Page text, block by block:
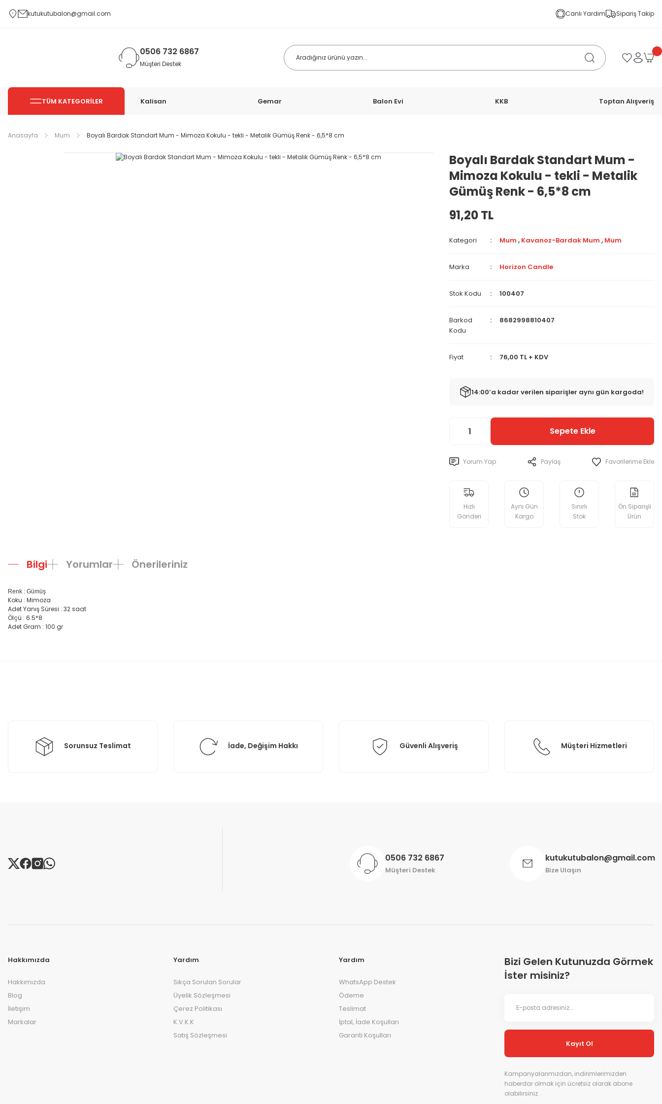
kutukutubalon@gmail.com Canlı Yardım Sipariş Takip
0506 732 6867
Müşteri Destek
TÜM KATEGORİLER Kalisan Gemar Balon Evi KKB Toptan Alışveriş
Anasayfa Mum Boyalı Bardak Standart Mum - Mimoza Kokulu - tekli - Metalik Gümüş Renk - 6,5*8 cm
Boyalı Bardak Standart Mum -
Mimoza Kokulu - tekli - Metalik
Gümüş Renk - 6,5*8 cm
91,20 TL
Kategori Mum , Kavanoz-Bardak Mum , Mum
Marka Horizon Candle
Stok Kodu 100407
Barkod
Kodu
8682998810407
Fiyat 76,00 TL + KDV
14:00’a kadar verilen siparişler aynı gün kargoda!
Sepete Ekle
Yorum Yap Paylaş
Hızlı
Gönderi
Aynı Gün
Kargo
Sınırlı
Stok
Ön Siparişli
Ürün
Bilgi Yorumlar Önerileriniz
Renk : Gümüş
Koku : Mimoza
Adet Yanış Süresi : 32 saat
Ölçü : 6.5*8
Adet Gram : 100 gr
Sorunsuz Teslimat İade, Değişim Hakkı Güvenli Alışveriş Müşteri Hizmetleri
0506 732 6867
Müşteri Destek
kutukutubalon@gmail.com
Bize Ulaşın
Hakkımızda
Hakkımızda
Blog
İletişim
Markalar
Yardım
Sıkça Sorulan Sorular
Üyelik Sözleşmesi
Çerez Politikası
K.V.K.K
Satış Sözleşmesi
Yardım
WhatsApp Destek
Ödeme
Teslimat
İptal, İade Koşulları
Garanti Koşulları
Bizi Gelen Kutunuzda Görmek
İster misiniz?
Kayıt Ol
Kampanyalarımızdan, indirimlerimizden
haberdar olmak için ücretsiz olarak abone
olabilirsiniz.